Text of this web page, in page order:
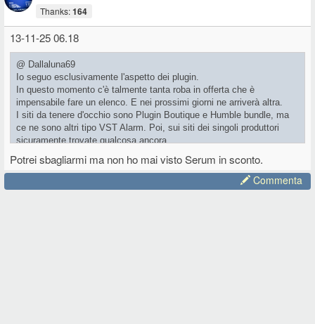
Thanks:164
13-11-25 06.18
@ Dallaluna69
Io seguo esclusivamente l'aspetto dei plugin.
In questo momento c'è talmente tanta roba in offerta che è
impensabile fare un elenco. E nei prossimi giorni ne arriverà altra.
I siti da tenere d'occhio sono Plugin Boutique e Humble bundle, ma
ce ne sono altri tipo VST Alarm. Poi, sui siti dei singoli produttori
sicuramente trovate qualcosa ancora.
pieno.
Potrei sbagliarmi ma non ho mai visto Serum in sconto.
Commenta